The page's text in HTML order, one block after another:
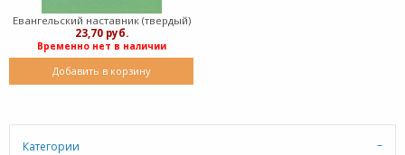
Евангельский наставник (твердый)
23,70 руб.
Временно нет в наличии
Добавить в корзину
Категории